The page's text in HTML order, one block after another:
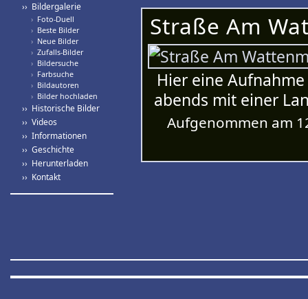
›› Bildergalerie
› Foto-Duell
› Beste Bilder
› Neue Bilder
› Zufalls-Bilder
› Bildersuche
› Farbsuche
› Bildautoren
› Bilder hochladen
›› Historische Bilder
›› Videos
›› Informationen
›› Geschichte
›› Herunterladen
›› Kontakt
Straße Am
Hier eine
abends mit einer
Aufgenommen am